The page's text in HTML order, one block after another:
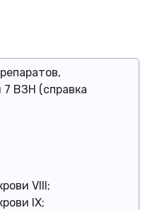
7 ВЗН (справка
VIII;
IX;